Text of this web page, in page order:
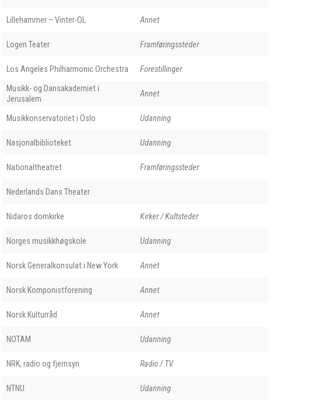
Lillehammer – Vinter-OL Annet
Logen Teater Framføringssteder
Los Angeles Philharmonic Orchestra Forestillinger
Musikk- og Dansakademiet i
Jerusalem
Annet
Musikkonservatoriet i Oslo Udanning
Nasjonalbiblioteket Udanning
Nationaltheatret Framføringssteder
Nederlands Dans Theater
Nidaros domkirke Kirker / Kultsteder
Norges musikkhøgskole Udanning
Norsk Generalkonsulat i New York Annet
Norsk Komponistforening Annet
Norsk Kulturråd Annet
NOTAM Udanning
NRK, radio og fjernsyn Radio / TV
NTNU Udanning